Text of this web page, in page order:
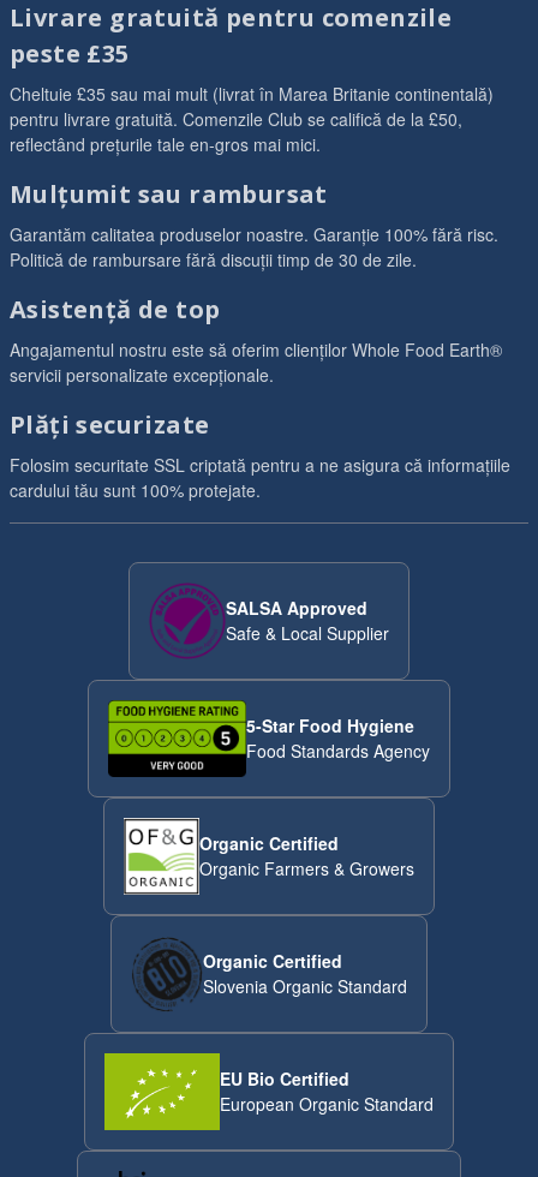
Livrare gratuită pentru comenzile
peste £35
Cheltuie £35 sau mai mult (livrat în Marea Britanie continentală)
pentru livrare gratuită. Comenzile Club se califică de la £50,
reflectând prețurile tale en-gros mai mici.
Mulțumit sau rambursat
Garantăm calitatea produselor noastre. Garanție 100% fără risc.
Politică de rambursare fără discuții timp de 30 de zile.
Asistență de top
Angajamentul nostru este să oferim clienților Whole Food Earth®
servicii personalizate excepționale.
Plăți securizate
Folosim securitate SSL criptată pentru a ne asigura că informațiile
cardului tău sunt 100% protejate.
SALSA Approved
Safe & Local Supplier
5-Star Food Hygiene
Food Standards Agency
Organic Certified
Organic Farmers & Growers
Organic Certified
Slovenia Organic Standard
EU Bio Certified
European Organic Standard